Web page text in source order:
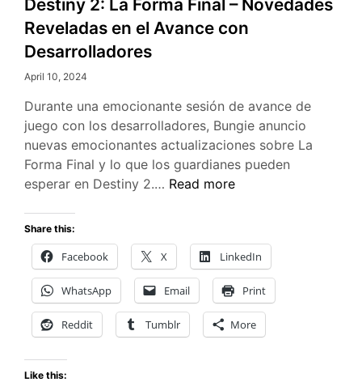
Destiny 2: La Forma Final – Novedades
Reveladas en el Avance con
Desarrolladores
April 10, 2024
Durante una emocionante sesión de avance de
juego con los desarrolladores, Bungie anuncio
nuevas emocionantes actualizaciones sobre La
Forma Final y lo que los guardianes pueden
esperar en Destiny 2.… Destiny
Forma
–
Novedades
Reveladas
en
Read more
Share this:
Facebook X LinkedIn
WhatsApp Email Print
Reddit Tumblr More
Like this: